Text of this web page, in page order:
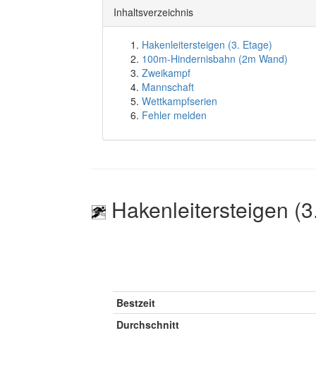
Inhaltsverzeichnis
Hakenleitersteigen (3. Etage)
100m-Hindernisbahn (2m Wand)
Zweikampf
Mannschaft
Wettkampfserien
Fehler melden
Hakenleitersteigen
Bestzeit
Durchschnitt